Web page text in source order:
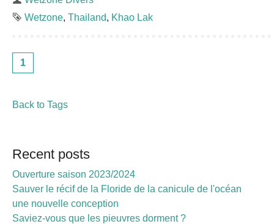
Étiquettes
Wetzone Thailand Khao Lak
1
Back to Tags
Recent posts
Ouverture saison 2023/2024
Sauver le récif de la Floride de la canicule de l'océan
une nouvelle conception
Saviez-vous que les pieuvres dorment ?